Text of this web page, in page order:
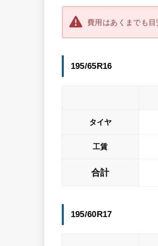
費用はあくまでも目
195/65R16
タイヤ
工賃
合計
195/60R17